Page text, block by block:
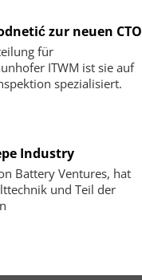
zur neuen CTO
für
ITWM ist sie auf
spezialisiert.
Industry
Battery Ventures, hat
und Teil der